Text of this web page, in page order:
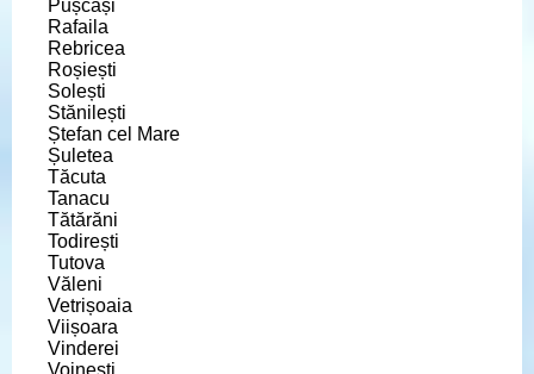
Pușcași
Rafaila
Rebricea
Roșiești
Solești
Stănilești
Ștefan cel Mare
Șuletea
Tăcuta
Tanacu
Tătărăni
Todirești
Tutova
Văleni
Vetrișoaia
Viișoara
Vinderei
Voinești